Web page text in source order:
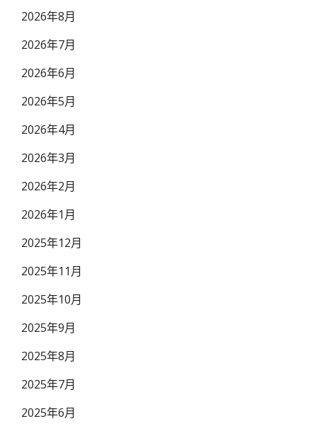
2026年8月
2026年7月
2026年6月
2026年5月
2026年4月
2026年3月
2026年2月
2026年1月
2025年12月
2025年11月
2025年10月
2025年9月
2025年8月
2025年7月
2025年6月